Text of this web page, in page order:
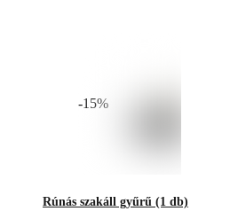
-15%
Rúnás szakáll gyűrű (1 db)